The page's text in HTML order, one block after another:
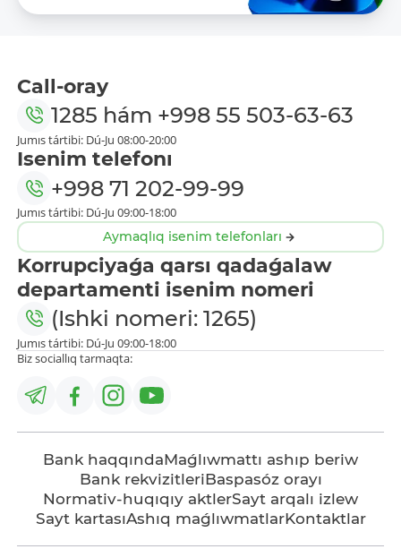
Call-oray
1285 hám +998 55 503-63-63
Jumıs tártibi: Dú-Ju 08:00-20:00
Isenim telefonı
+998 71 202-99-99
Jumıs tártibi: Dú-Ju 09:00-18:00
Aymaqlıq isenim telefonları
Korrupciyaǵa qarsı qadaǵalaw
departamenti isenim nomeri
(Ishki nomeri: 1265)
Jumıs tártibi: Dú-Ju 09:00-18:00
Biz sociallıq tarmaqta:
Bank haqqındaMaǵlıwmattı ashıp beriw
Bank rekvizitleriBaspasóz orayı
Normativ-huqıqıy aktlerSayt arqalı izlew
Sayt kartasıAshıq maǵlıwmatlarKontaktlar